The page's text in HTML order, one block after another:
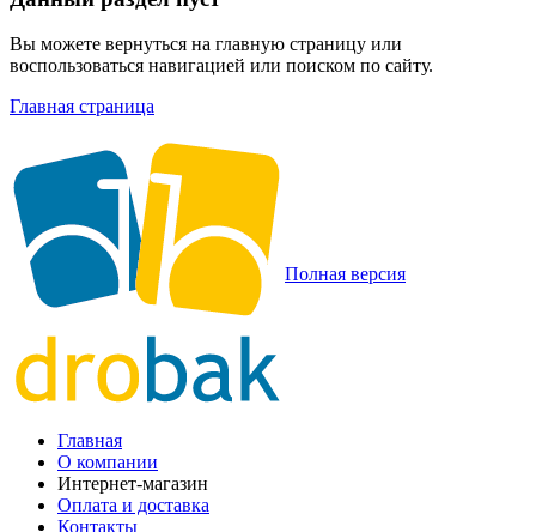
Вы можете вернуться на главную страницу или
воспользоваться навигацией или поиском по сайту.
Главная страница
Полная версия
Главная
О компании
Интернет-магазин
Оплата и доставка
Контакты